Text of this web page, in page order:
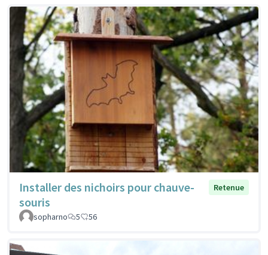
Installer des nichoirs pour chauve-
souris
Retenue
sopharno 5 56